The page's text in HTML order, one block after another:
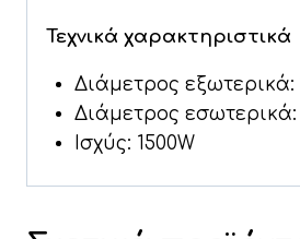
Τεχνικά χαρακτηριστικά
Διάμετρος εξωτερικά:
Διάμετρος εσωτερικά:
Ισχύς: 1500W